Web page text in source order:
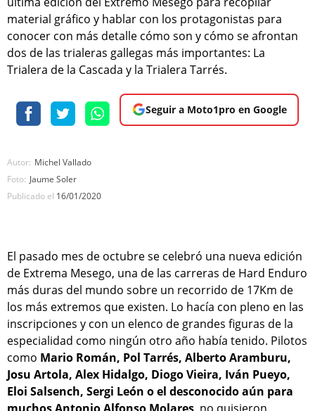
material gráfico y hablar con los protagonistas para
conocer con más detalle cómo son y cómo se afrontan
dos de las trialeras gallegas más importantes: La
Trialera de la Cascada y la Trialera Tarrés.
Seguir a Moto1pro en Google
Autor: Michel Vallado
Foto: Jaume Soler
Publicado el 16/01/2020
El pasado mes de octubre se celebró una nueva edición
de Extrema Mesego, una de las carreras de Hard Enduro
más duras del mundo sobre un recorrido de 17Km de
los más extremos que existen. Lo hacía con pleno en las
inscripciones y con un elenco de grandes figuras de la
especialidad como ningún otro año había tenido. Pilotos
como Mario Román, Pol Tarrés, Alberto Aramburu,
Josu Artola, Alex Hidalgo, Diogo Vieira, Iván Pueyo,
Eloi Salsench, Sergi León o el desconocido aún para